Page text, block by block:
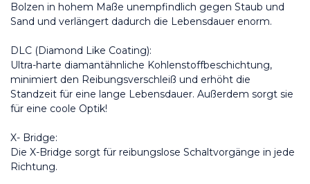
Bolzen in hohem Maße unempfindlich gegen Staub und
Sand und verlängert dadurch die Lebensdauer enorm.
DLC (Diamond Like Coating):
Ultra-harte diamantähnliche Kohlenstoffbeschichtung,
minimiert den Reibungsverschleiß und erhöht die
Standzeit für eine lange Lebensdauer. Außerdem sorgt sie
für eine coole Optik!
X- Bridge:
Die X-Bridge sorgt für reibungslose Schaltvorgänge in jede
Richtung.